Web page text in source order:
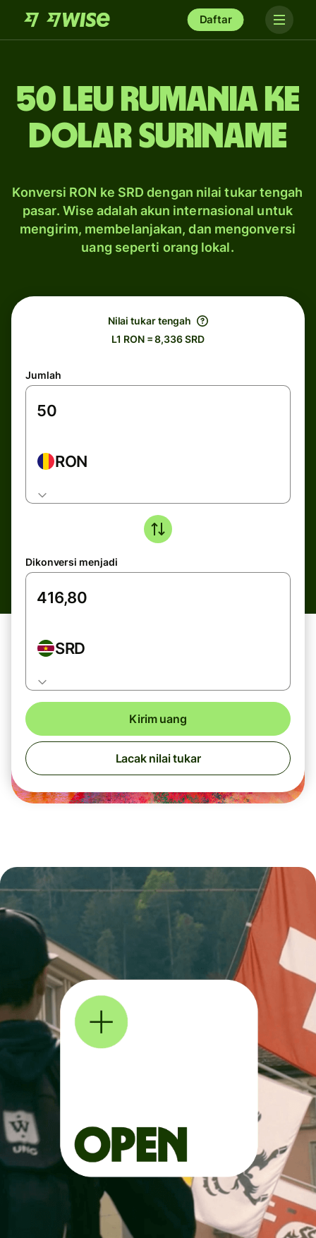
Daftar
50 leu Rumania ke
dolar Suriname
Konversi RON ke SRD dengan nilai tukar tengah
pasar. Wise adalah akun internasional untuk
mengirim, membelanjakan, dan mengonversi
uang seperti orang lokal.
Nilai tukar tengah
L1 RON = 8,336 SRD
Jumlah
RON
Dikonversi menjadi
SRD
Kirim uang
Lacak nilai tukar